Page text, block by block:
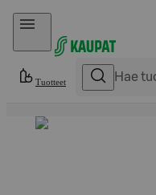
Hyppää sisältöön
Tuotteet